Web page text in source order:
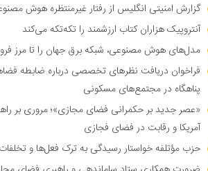
گزارش امنیتی انگلیس از رفتار غیرمنتظره هوش
آنتروپیک هزاران کتاب ارزشمند را تکه‌تکه می‌کند
مدل‌های هوش مصنوعی، شبکه برق جهان را تا مرز
فراخوان دریافت نظر‌های تخصصی درباره ضابطه
پناهگاه در مجتمع‌های مسکونی
«عصر جدید بر حکمرانی فضای مجازی»؛ مروری بر
آمریکا و رقابت در فضای فجازی
حزب مؤتلفه خواستار رسیدگی به ترک فعل‌ها و